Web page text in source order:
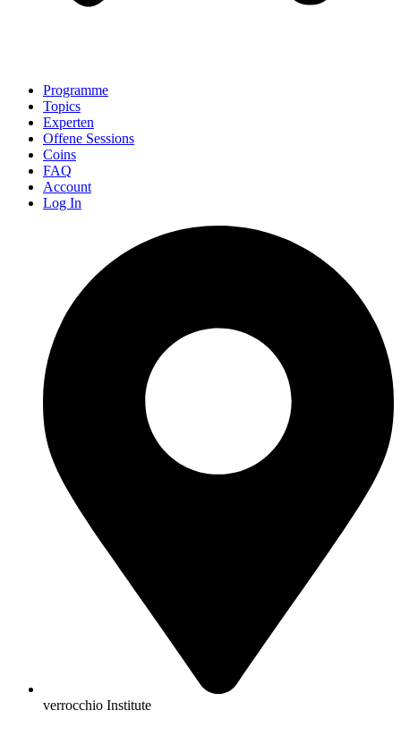
Programme
Topics
Experten
Offene Sessions
Coins
FAQ
Account
Log In
verrocchio Institute